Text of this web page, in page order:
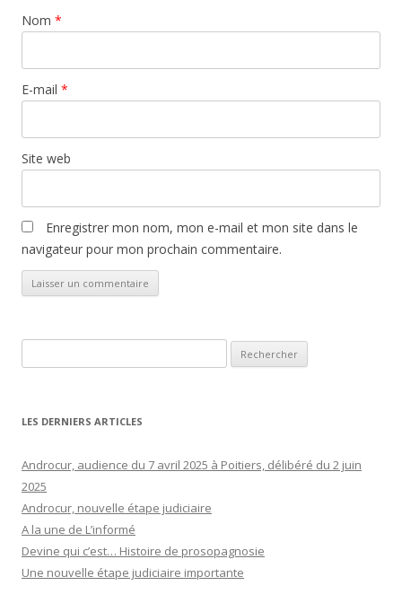
Nom *
E-mail *
Site web
Enregistrer mon nom, mon e-mail et mon site dans le
navigateur pour mon prochain commentaire.
LES DERNIERS ARTICLES
Androcur, audience du 7 avril 2025 à Poitiers, délibéré du 2 juin
2025
Androcur, nouvelle étape judiciaire
A la une de L’informé
Devine qui c’est… Histoire de prosopagnosie
Une nouvelle étape judiciaire importante